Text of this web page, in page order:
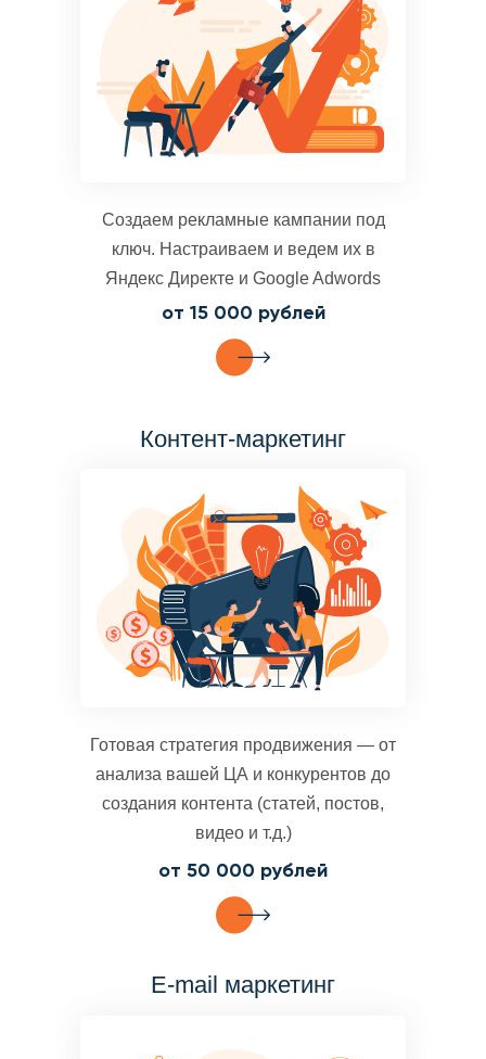
Создаем рекламные кампании под
ключ. Настраиваем и ведем их в
Яндекс Директе и Google Adwords
от 15 000 рублей
Контент-маркетинг
Готовая стратегия продвижения — от
анализа вашей ЦА и конкурентов до
создания контента (статей, постов,
видео и т.д.)
от 50 000 рублей
E-mail маркетинг